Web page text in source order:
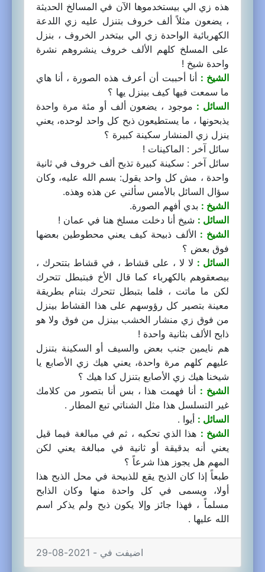
هذه زي الي بيستخدموها الآن في المسالخ الحديثة
، يضعون مثلاً ألف خروف بتنزل عليه زي اللدعة
الكهربائية الواحدة زي الي بيتخدر الخروف ، بنزل
على المسلخ كلهم الألف خروف ينشروهم نشرة
واحدة شيخ !
الشيخ : أنا أحببت أن أعرف هذه الصورة ، أنا هاي
ما سمعت فيها كيف بينزل يها ؟
السائل : موجود ، يضعون ألف أو مئة مرة واحدة
يذبحونها ، ما يستطيعون ذبح كل واحد لوحده، يعني
ينزل زي المنشار سكينة كبيرة ؟
سائل آخر : الماكينات !
سائل آخر : سكينة كبيرة تذبح ألف خروف في ثانية
واحدة ، مش كل واحد يقول: بسم الله عليه، وكان
سؤال السائل بالأمس سألني عن هذه وهذه.
الشيخ : بدي أفهم الصورة.
السائل : شيخ أنا دخلت مسلخ هنا في عمان !
الشيخ : الألف ذبيحة كيف يعني محطوطين بعضها
فوق بعض ؟
السائل : لا لا ، على قشاط ، في قشاط بتتحرك ،
بيصعقوهم بالكهرباء كما قال الأخ فبتبطل تتحرك
لكن ما ماتت ، فلما بتبطل تتحرك بتنام بطريقة
معينة بتصير كل رؤوسهم على هذا القشاط بينزل
من فوق زي منشار الخشب بينزل من فوق ولا هو
ذابح الألف بثانية واحدة !
هم نايمين جنب بعض والسيف أو السكينة بتنزل
عليهم كلهم مرة واحدة، يعني هيك زي الأصابع يا
شيخنا هيك زي الأصابع بتنزل كدا هيك ؟
الشيخ : أنا فهمت هذا ، بس أنا بتصور من كلامك
غير التسلسل هذا مثل الشناتي تبع المطار .
السائل : أيوا .
الشيخ : هذا الذي تحكيه ، ثم في مبالغة فيما قيل
يعني أنه بدقيقة أو ثانية في مبالغة يعني لكن
المهم هل يجوز هذا شرعاً ؟
طبعاً إذا كان الذبح يقع للذبيحة في محل الذبح هذا
أولا، ويسمى في كل واحدة منها وكان الذابح
مسلماً ، فهذا جائز وإلا يكون ذبح ولم يذكر اسم
الله عليها .
اضيفت في - 2021-08-29